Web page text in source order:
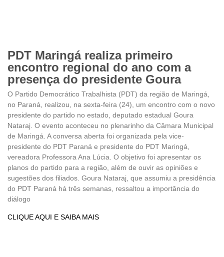
PDT Maringá realiza primeiro
encontro regional do ano com a
presença do presidente Goura
O Partido Democrático Trabalhista (PDT) da região de Maringá,
no Paraná, realizou, na sexta-feira (24), um encontro com o novo
presidente do partido no estado, deputado estadual Goura
Nataraj. O evento aconteceu no plenarinho da Câmara Municipal
de Maringá. A conversa aberta foi organizada pela vice-
presidente do PDT Paraná e presidente do PDT Maringá,
vereadora Professora Ana Lúcia. O objetivo foi apresentar os
planos do partido para a região, além de ouvir as opiniões e
sugestões dos filiados. Goura Nataraj, que assumiu a presidência
do PDT Paraná há três semanas, ressaltou a importância do
diálogo
CLIQUE AQUI E SAIBA MAIS